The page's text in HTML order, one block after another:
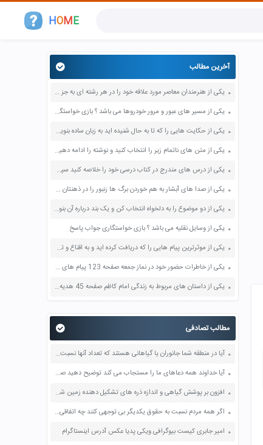
HOME
آخرین مطالب
یکی از هنرمندان معاصر مورد علاقه خود را در هر رشته ای به جز عکاسی صفحه 69 فرهنگ و هنر نهم
یکی از مسیر های عبور و مرور خودروها می باشد ؟ بازی خواستگاری جواب پاسخ
یکی از حکایت هایی را که تا به حال شنیده اید به زبان ساده بنویسید صفحه 97 نگارش ششم دبستان
یکی از متن های ناتمام زیر را انتخاب کنید و نوشته را ادامه دهید صفحه 73 و 74 کتاب نگارش فارسی پنجم دبستان
یکی از درس های مندرج در کتاب درسی خود را خلاصه کنید سپس متن خلاصه شده را با بهره گیری از روش های دسته بندی نمودار جدول نقشه مفهومی نشان دهید صفحه 118 نگارش یازدهم
یکی از صدا های آبشار به هم خوردن برگ ها زنبور را در ذهنتان مجسم کنید و درباره آن یک بند بنویسید صفحه 11 نگارش پنجم
یکی از دو موضوع را به دلخواه انتخاب کن و یک بند درباره آن بنویس صفحه 35 کتاب نگارش فارسی سوم
یکی از وسایل نقلیه می باشد ؟ بازی خواستگاری جواب پاسخ
یکی از موثرترین پیام هایی را که دریافت کرده اید و به اقناع و تغییری جدی در شما منجر شده است برسی کنید و علت این تاثیر گذاری قابل توجه را بنویسید صفحه 52 تفکر و سواد رسانه ای دهم
یکی از خاطرات حضور خود در نماز جمعه صفحه 123 پیام های آسمان هفتم
یکی از داستان های مربوط به زندگی امام کاظم صفحه 45 هدیه های آسمان چهارم
مطالب تصادفی
آیا در منطقه شما جانوران یا گیاهانی هستند که تعداد آنها نسبت به سال های قبل کم شده باشد یا از بین رفته باشند صفحه 85 مطالعات اجتماعی چهارم
آیا خداوند همه دعاهای ما را مستجاب می کند توضیح دهید صفحه 31 پیام های آسمان هفتم
افزون بر پوشش گیاهی و اندازه ذره های تشکیل دهنده زمین شیب زمین نیز در نفوذ آب به درون زمین تاثیر دارد چگونه صفحه 56 علوم هفتم
اگر همه مردم نسبت به حقوق یکدیگر بی توجهی کنند چه اتفاقی در جامعه خواهد افتاد؟ صفحه 124 پیام های آسمان هشتم
امیر جابری کیست بیوگرافی ویکی پدیا عکس آدرس اینستاگرام